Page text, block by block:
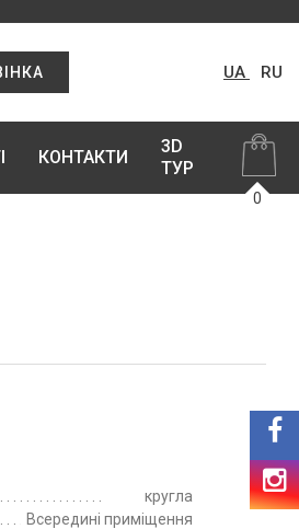
UA RU
КОНТАКТИ
3D
ТУР
0
кругла
Всередині приміщення